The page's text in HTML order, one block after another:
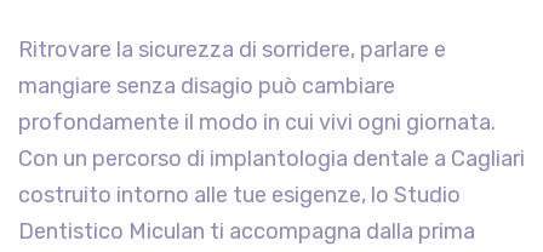
Ritrovare la sicurezza di sorridere, parlare e
mangiare senza disagio può cambiare
profondamente il modo in cui vivi ogni giornata.
Con un percorso di implantologia dentale a Cagliari
costruito intorno alle tue esigenze, lo Studio
Dentistico Miculan ti accompagna dalla prima